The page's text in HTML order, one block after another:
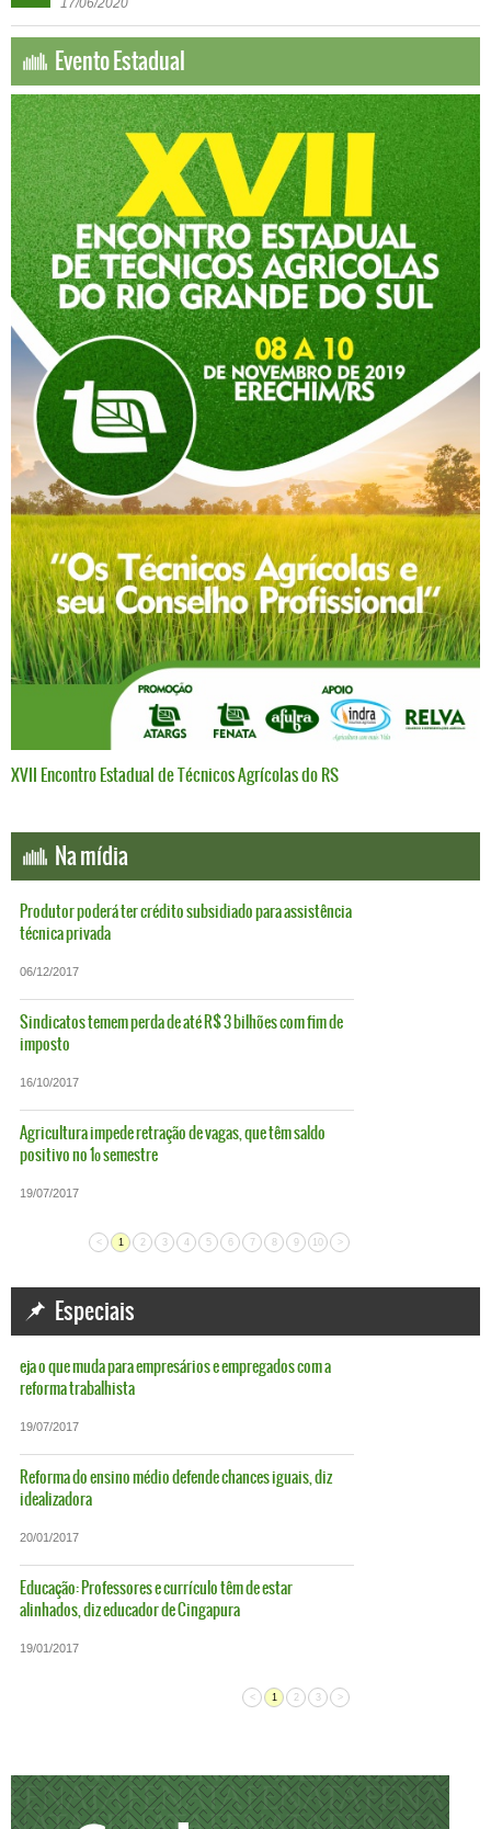
17/06/2020
Evento Estadual
XVII Encontro Estadual de Técnicos Agrícolas do RS
Na mídia
Produtor poderá ter crédito subsidiado para assistência
técnica privada
06/12/2017
Sindicatos temem perda de até R$ 3 bilhões com fim de
imposto
16/10/2017
Agricultura impede retração de vagas, que têm saldo
positivo no 1º semestre
19/07/2017
< 1 2 3 4 5 6 7 8 9 10 >
Especiais
eja o que muda para empresários e empregados com a
reforma trabalhista
19/07/2017
Reforma do ensino médio defende chances iguais, diz
idealizadora
20/01/2017
Educação: Professores e currículo têm de estar
alinhados, diz educador de Cingapura
19/01/2017
< 1 2 3 >